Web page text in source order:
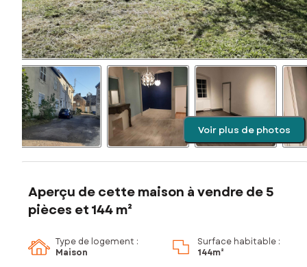
Voir plus de photos
Aperçu de cette maison à vendre de 5
pièces et 144 m²
Type de logement :
Maison
Surface habitable :
144m²